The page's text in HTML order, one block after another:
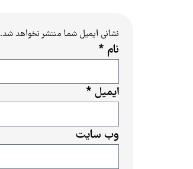
نشانی ایمیل شما منتشر نخواهد شد.
نام *
ایمیل *
وب‌ سایت